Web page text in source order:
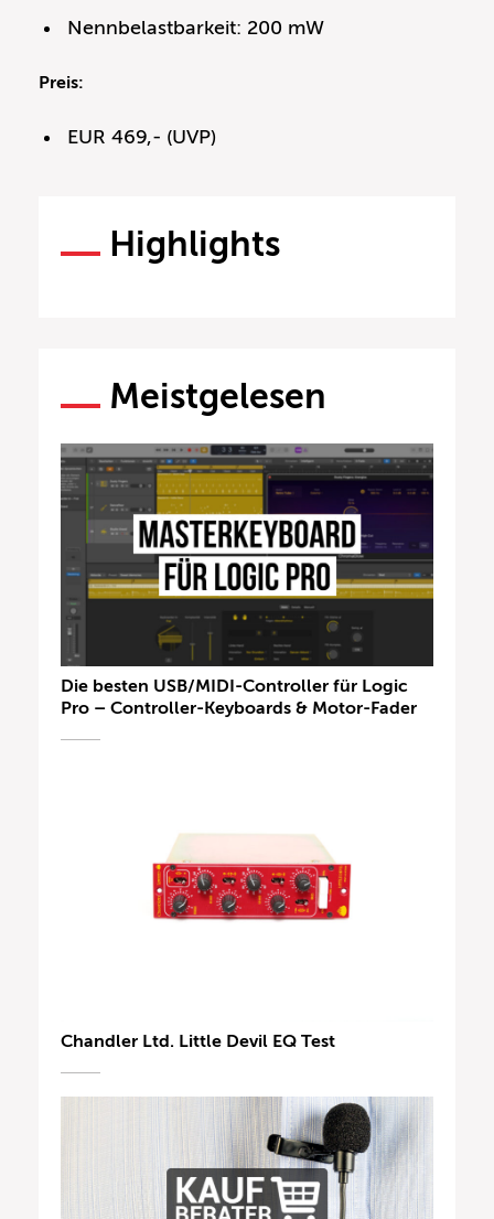
Nennbelastbarkeit: 200 mW
Preis:
EUR 469,- (UVP)
Highlights
Meistgelesen
Die besten USB/MIDI-Controller für Logic
Pro – Controller-Keyboards & Motor-Fader
Chandler Ltd. Little Devil EQ Test